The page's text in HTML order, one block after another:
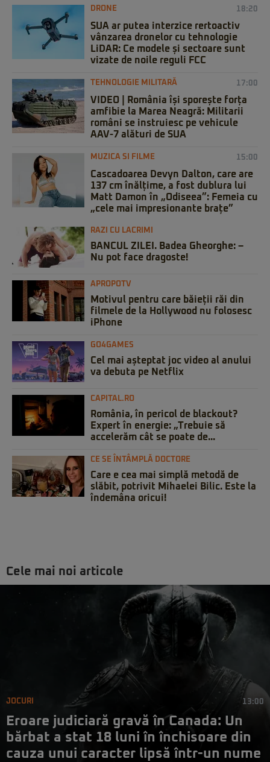
DRONE 18:20
SUA ar putea interzice rertoactiv
vânzarea dronelor cu tehnologie
LiDAR: Ce modele și sectoare sunt
vizate de noile reguli FCC
TEHNOLOGIE MILITARĂ 17:00
VIDEO | România își sporește forța
amfibie la Marea Neagră: Militarii
români se instruiesc pe vehicule
AAV-7 alături de SUA
MUZICA SI FILME 15:00
Cascadoarea Devyn Dalton, care are
137 cm înălțime, a fost dublura lui
Matt Damon în „Odiseea”: Femeia cu
„cele mai impresionante brațe”
RAZI CU LACRIMI
BANCUL ZILEI. Badea Gheorghe: –
Nu pot face dragoste!
APROPOTV
Motivul pentru care băieții răi din
filmele de la Hollywood nu folosesc
iPhone
GO4GAMES
Cel mai așteptat joc video al anului
va debuta pe Netflix
CAPITAL.RO
România, în pericol de blackout?
Expert în energie: „Trebuie să
accelerăm cât se poate de...
CE SE ÎNTÂMPLĂ DOCTORE
Care e cea mai simplă metodă de
slăbit, potrivit Mihaelei Bilic. Este la
îndemâna oricui!
Cele mai noi articole
JOCURI 13:00
Eroare judiciară gravă în Canada: Un
bărbat a stat 18 luni în închisoare din
cauza unui caracter lipsă într-un nume